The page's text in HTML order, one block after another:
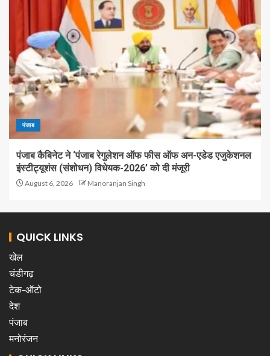
पंजाब
पंजाब कैबिनेट ने ‘पंजाब रेगुलेशन ऑफ फीस ऑफ अन-एडेड एजुकेशनल
इंस्टीट्यूशंस (संशोधन) विधेयक-2026’ को दी मंजूरी
August 6, 2026 Manoranjan Singh
QUICK LINKS
खेल
चंडीगढ़
टेक-ऑटो
देश
पंजाब
मनोरंजन